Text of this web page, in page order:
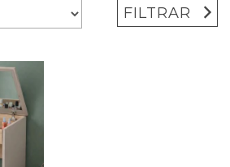
FILTRAR